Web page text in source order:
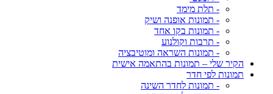
- תלת מימד
- תמונות אופנה ושיק
- תמונות בקו אחד
- תרבות וקולנוע
- תמונות השראה ומוטיבציה
הקיר שלי – תמונות בהתאמה אישית
תמונות לפי חדר
- תמונות לחדר השינה